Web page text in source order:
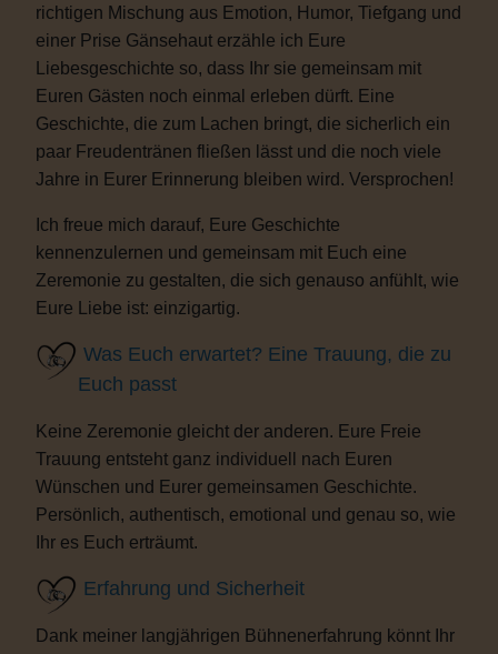
richtigen Mischung aus Emotion, Humor, Tiefgang und
einer Prise Gänsehaut erzähle ich Eure
Liebesgeschichte so, dass Ihr sie gemeinsam mit
Euren Gästen noch einmal erleben dürft. Eine
Geschichte, die zum Lachen bringt, die sicherlich ein
paar Freudentränen fließen lässt und die noch viele
Jahre in Eurer Erinnerung bleiben wird. Versprochen!
Ich freue mich darauf, Eure Geschichte
kennenzulernen und gemeinsam mit Euch eine
Zeremonie zu gestalten, die sich genauso anfühlt, wie
Eure Liebe ist: einzigartig.
Was Euch erwartet? Eine Trauung, die zu
Euch passt
Keine Zeremonie gleicht der anderen. Eure Freie
Trauung entsteht ganz individuell nach Euren
Wünschen und Eurer gemeinsamen Geschichte.
Persönlich, authentisch, emotional und genau so, wie
Ihr es Euch erträumt.
Erfahrung und Sicherheit
Dank meiner langjährigen Bühnenerfahrung könnt Ihr